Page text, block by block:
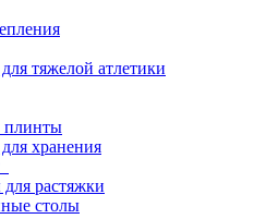
тяжелой атлетики
плинты
хранения
растяжки
столы